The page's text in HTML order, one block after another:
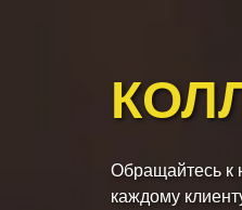
Обращайтесь к
каждому